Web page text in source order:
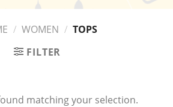
/ WOMEN / TOPS
FILTER
matching your selection.